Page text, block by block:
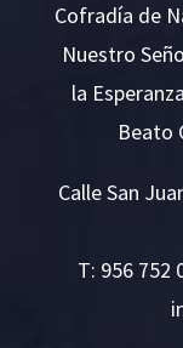
Cofradía de
Nuestro
la
Beato
Calle San
T: 956 752
i